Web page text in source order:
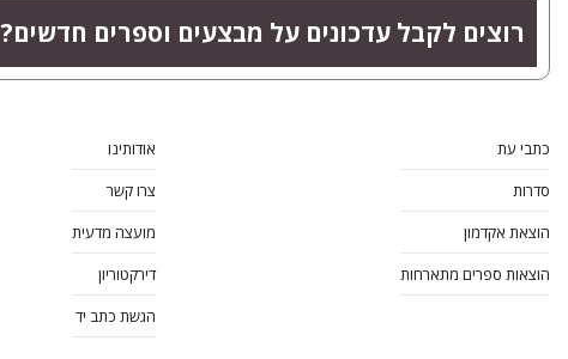
רוצים לקבל עדכונים על מבצעים וספרים חדשים?
כתבי עת
סדרות
הוצאת אקדמון
הוצאות ספרים מתארחות
אודותינו
צרו קשר
מועצה מדעית
דירקטוריון
הגשת כתב יד